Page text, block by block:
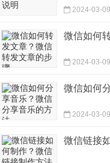
2024-03-09
微信如何
2024-03-09
微信如何
2024-03-09
微信链接